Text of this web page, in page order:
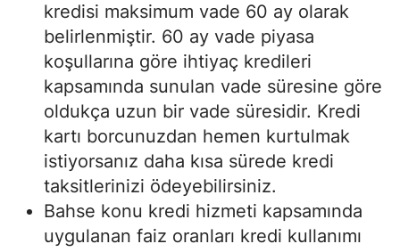
kredisi maksimum vade 60 ay olarak
belirlenmiştir. 60 ay vade piyasa
koşullarına göre ihtiyaç kredileri
kapsamında sunulan vade süresine göre
oldukça uzun bir vade süresidir. Kredi
kartı borcunuzdan hemen kurtulmak
istiyorsanız daha kısa sürede kredi
taksitlerinizi ödeyebilirsiniz.
Bahse konu kredi hizmeti kapsamında
uygulanan faiz oranları kredi kullanımı